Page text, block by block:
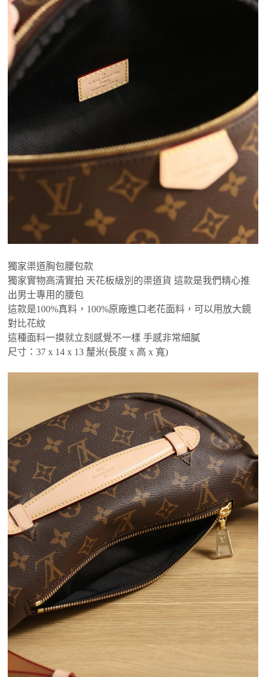
獨家渠道胸包腰包款
獨家實物高清實拍 天花板級別的渠道貨 這款是我們精心推
出男士專用的腰包
這款是100%真料，100%原廠進口老花面料，可以用放大鏡
對比花紋
這種面料一摸就立刻感覺不一樣 手感非常細膩
尺寸：37 x 14 x 13 釐米(長度 x 高 x 寬)